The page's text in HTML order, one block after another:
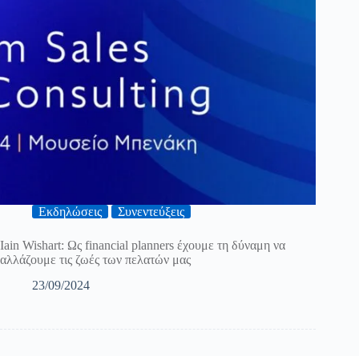
Εκδηλώσεις Συνεντεύξεις
Iain Wishart: Ως financial planners έχουμε τη δύναμη να
αλλάζουμε τις ζωές των πελατών μας
23/09/2024